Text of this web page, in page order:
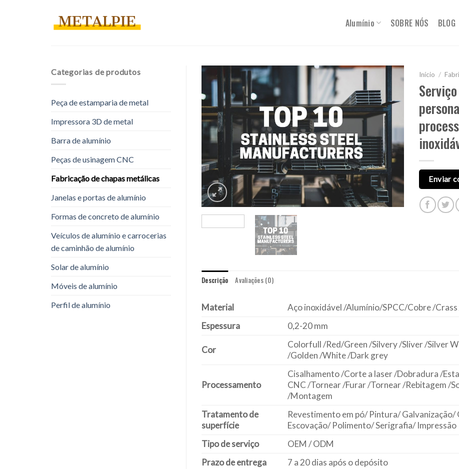
Alumínio SOBRE NÓS BLOG
Categorias de produtos
Peça de estamparia de metal
Impressora 3D de metal
Barra de alumínio
Peças de usinagem CNC
Fabricação de chapas metálicas
Janelas e portas de alumínio
Formas de concreto de alumínio
Veículos de alumínio e carrocerias
de caminhão de alumínio
Solar de alumínio
Móveis de alumínio
Perfil de alumínio
Início /
Enviar
Descrição Avaliações (0)
Material
Aço inoxidável /Alumínio/SPCC/Cobre /
Espessura
0,2-20 mm
Cor
Colorfull /Red/Green /Silvery /Sliver /Silver
/Golden /White /Dark grey
Processamento
Cisalhamento /Corte a laser /Dobradura /
CNC /Tornear /Furar /Tornear /Rebitagem /
/Montagem
Tratamento de
superfície
Revestimento em pó/ Pintura/
Escovação/ Polimento/ Serigrafia/ Impressão
Tipo de serviço
OEM / ODM
Prazo de entrega
7 a 20 dias após o depósito